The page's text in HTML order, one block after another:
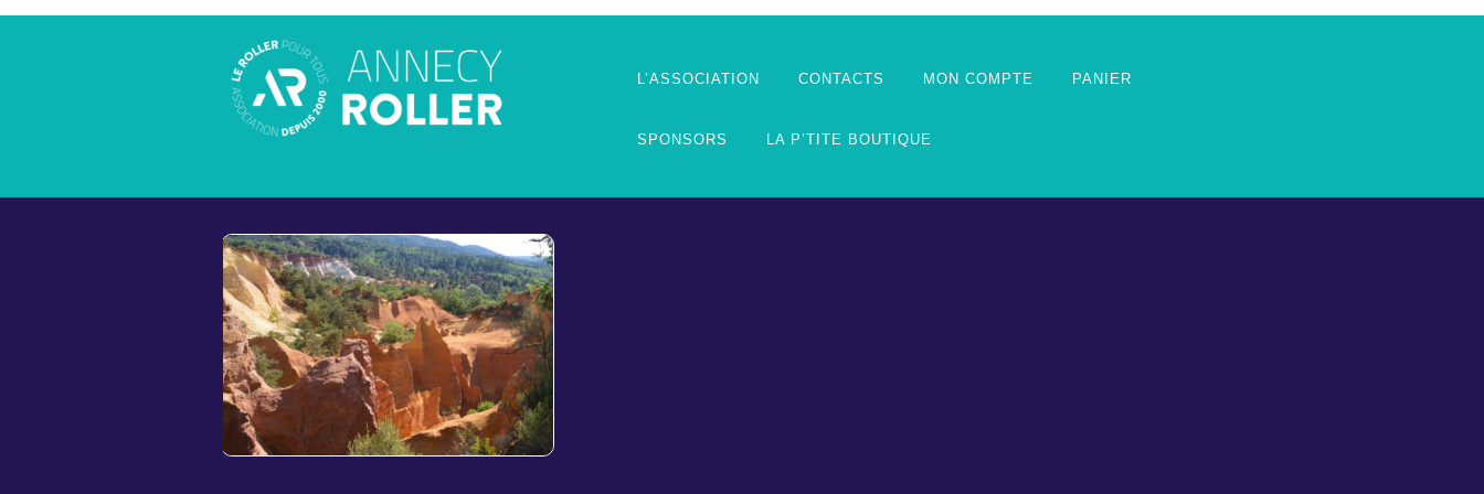
L’ASSOCIATION CONTACTS MON COMPTE PANIER
SPONSORS LA P’TITE BOUTIQUE